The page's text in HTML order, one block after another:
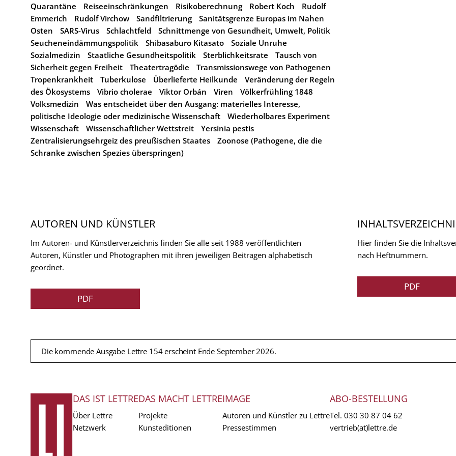
Quarantäne Reiseeinschränkungen Risikoberechnung Robert Koch
Rudolf
Emmerich
Rudolf Virchow Sandfiltrierung
Sanitätsgrenze Europas im Nahen
Osten
SARS-Virus Schlachtfeld
Schnittmenge von Gesundheit, Umwelt, Politik
Seucheneindämmungspolitik
Shibasaburo Kitasato
Soziale Unruhe
Sozialmedizin
Staatliche Gesundheitspolitik Sterblichkeitsrate
Tausch von
Sicherheit gegen Freiheit
Theatertragödie
Transmissionswege von Pathogenen
Tropenkrankheit
Tuberkulose Überlieferte Heilkunde
Veränderung der Regeln
des Ökosystems
Vibrio cholerae Viktor Orbán Viren
Völkerfrühling 1848
Volksmedizin
Was entscheidet über den Ausgang: materielles Interesse,
politische Ideologie oder medizinische Wissenschaft
Wiederholbares Experiment
Wissenschaft
Wissenschaftlicher Wettstreit
Yersinia pestis
Zentralisierungsehrgeiz des preußischen Staates
Zoonose (Pathogene, die die
Schranke zwischen Spezies überspringen)
AUTOREN UND KÜNSTLER
Im Autoren- und Künstlerverzeichnis finden Sie alle seit 1988 veröffentlichten
Autoren, Künstler und Photographen mit ihren jeweiligen Beitragen alphabetisch
geordnet.
PDF
Hier finden Sie die
nach Heftnummern.
PDF
Die kommende Ausgabe Lettre 154 erscheint Ende September 2026.
FUSSZEILE
DAS IST LETTRE
Über Lettre
Netzwerk
DAS MACHT LETTRE
Projekte
Kunsteditionen
IMAGE
Autoren und Künstler zu Lettre
Pressestimmen
ABO-BESTELLUNG
Tel. 030 30 87 04 62
vertrieb(at)lettre.de